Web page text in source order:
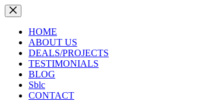
Skip
to
contentHOME
ABOUT US
DEALS/PROJECTS
TESTIMONIALS
BLOG
Sblc
CONTACT